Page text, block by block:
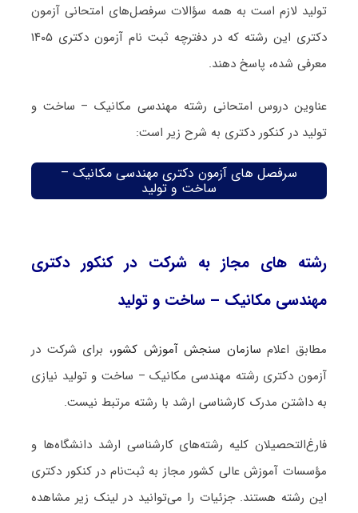
تولید لازم است به همه سؤالات سرفصل‌های امتحانی آزمون
دکتری این رشته که در دفترچه‌ ثبت نام آزمون دکتری ۱۴۰۵
معرفی شده، پاسخ دهند.
عناوین دروس امتحانی رشته مهندسی مکانیک – ساخت و
تولید در کنکور دکتری به شرح زیر است:
سرفصل های آزمون دکتری مهندسی مکانیک –
ساخت و تولید
رشته های مجاز به شرکت در کنکور دکتری
مهندسی مکانیک – ساخت و تولید
مطابق اعلام سازمان سنجش آموزش کشور، برای شرکت در
آزمون دکتری رشته مهندسی مکانیک – ساخت و تولید نیازی
به داشتن مدرک کارشناسی ارشد با رشته مرتبط نیست.
فارغ‌‌التحصیلان کلیه رشته‌های کارشناسی ارشد دانشگاه‌ها و
مؤسسات آموزش عالی کشور مجاز به ثبت‌نام در کنکور دکتری
این رشته هستند. جزئیات را می‌توانید در لینک زیر مشاهده